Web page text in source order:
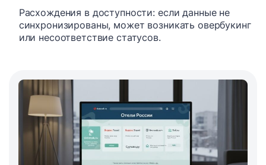
Расхождения в доступности: если данные не
синхронизированы, может возникать овербукинг
или несоответствие статусов.